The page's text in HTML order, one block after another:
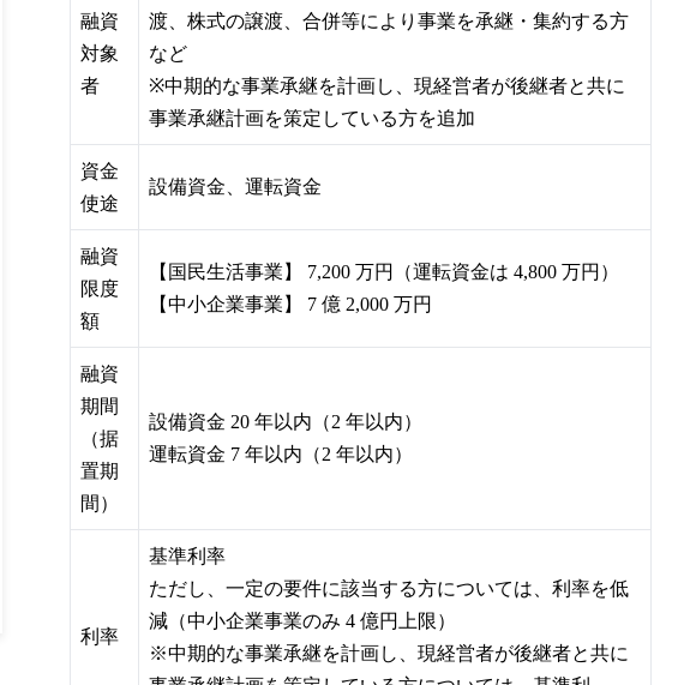
融資
対象
者
渡、株式の譲渡、合併等により事業を承継・集約する方
など
※中期的な事業承継を計画し、現経営者が後継者と共に
事業承継計画を策定している方を追加
資金
使途
設備資金、運転資金
融資
限度
額
【国民生活事業】 7,200 万円（運転資金は 4,800 万円）
【中小企業事業】 7 億 2,000 万円
融資
期間
（据
置期
間）
設備資金 20 年以内（2 年以内）
運転資金 7 年以内（2 年以内）
利率
基準利率
ただし、一定の要件に該当する方については、利率を低
減（中小企業事業のみ 4 億円上限）
※中期的な事業承継を計画し、現経営者が後継者と共に